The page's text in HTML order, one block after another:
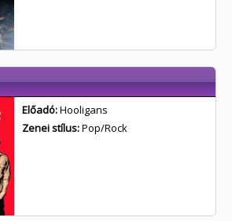
Előadó:Hooligans
Zenei stílus:Pop/Rock